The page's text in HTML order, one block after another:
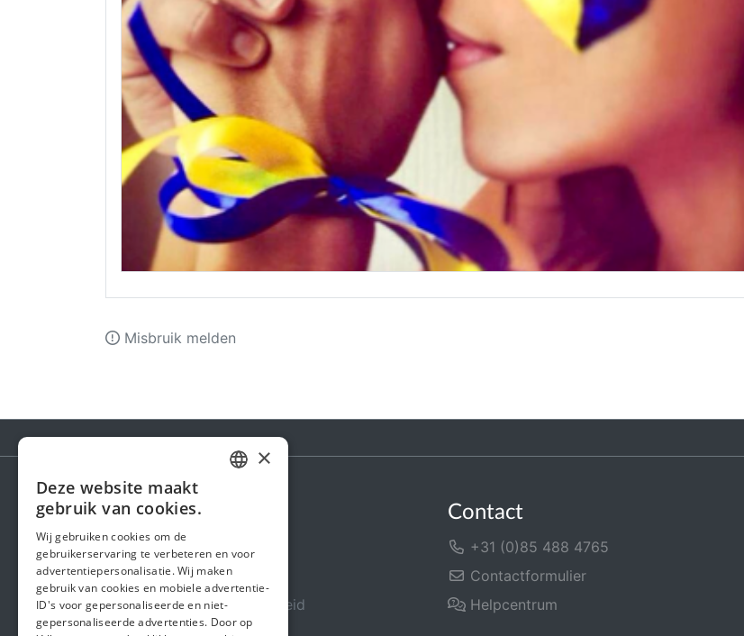
Misbruik melden
Steunactie
Over ons
In de media
Veiligheid & Betrouwbaarheid
Contact
+31 (0)85 488 4765
Contactformulier
Helpcentrum
ENGLISH
×
Deze website maakt
gebruik van cookies.
Wij gebruiken cookies om de
gebruikerservaring te verbeteren en voor
advertentiepersonalisatie. Wij maken
gebruik van cookies en mobiele advertentie-
ID's voor gepersonaliseerde en niet-
gepersonaliseerde advertenties. Door op